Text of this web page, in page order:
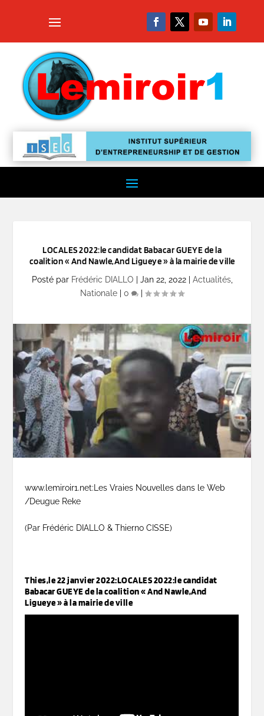
LOCALES 2022:le candidat Babacar GUEYE de la
coalition « And Nawle,And Ligueye » à la mairie de ville
Posté par Frédéric DIALLO Jan 22, 2022| Actualités,
Nationale
0
www.lemiroir1.net:Les Vraies Nouvelles dans le Web
/Deugue Reke
(Par Frédéric DIALLO & Thierno CISSE)
Thies,le 22 janvier 2022:LOCALES 2022:le candidat
Babacar GUEYE de la coalition « And Nawle,And
Ligueye » à la mairie de ville